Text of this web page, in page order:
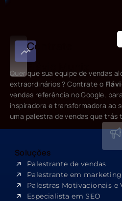
Contrate
Flávio Muniz
Quer que sua equipe de vendas
extraordinários ? Contrate o
vendas referência no Google,
inspiradora e transformadora ao
uma palestra de vendas que trás
Soluções
Palestrante de vendas
Palestrante em marketing
Palestras Motivacionais e
Especialista em SEO​